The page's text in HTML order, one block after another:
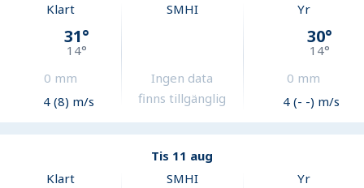
Klart
31°
14°
0 mm
4 (8) m/s
SMHI
Ingen data
finns tillgänglig
Yr
30°
14°
0 mm
4 (- -) m/s
Tis 11 aug
Klart
SMHI Yr